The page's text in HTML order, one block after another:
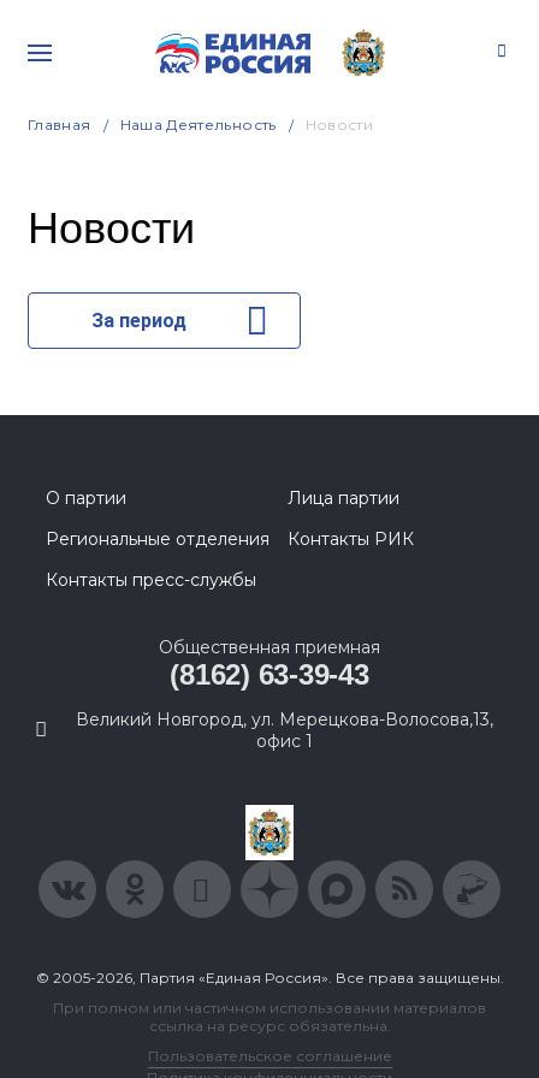
Главная Наша Деятельность Новости
Новости
За период
О партии
Лица партии
Региональные отделения
Контакты РИК
Контакты пресс-службы
Общественная приемная
(8162) 63-39-43
Великий Новгород, ул. Мерецкова-Волосова,13,
офис 1
© 2005-2026, Партия «Единая Россия». Все права защищены.
При полном или частичном использовании материалов
ссылка на ресурс обязательна.
Пользовательское соглашение